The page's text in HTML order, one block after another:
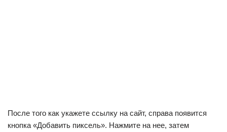
После того как укажете ссылку на сайт, справа появится
кнопка «Добавить пиксель». Нажмите на нее, затем